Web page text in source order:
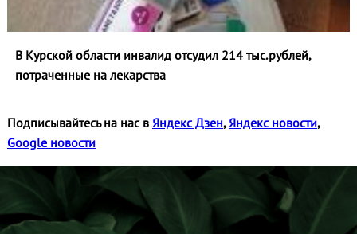
В Курской области инвалид отсудил 214 тыс.рублей,
потраченные на лекарства
Подписывайтесь на нас в Яндекс Дзен, Яндекс новости,
Google новости